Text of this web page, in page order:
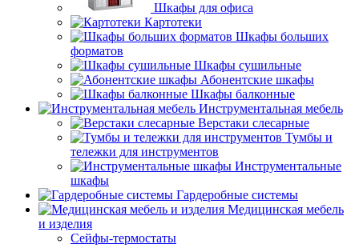
Шкафы для офиса
Картотеки
Шкафы больших
форматов
Шкафы сушильные
Абонентские шкафы
Шкафы балконные
Инструментальная мебель
Верстаки слесарные
Тумбы и
тележки для инструментов
Инструментальные
шкафы
Гардеробные системы
Медицинская мебель
и изделия
Сейфы-термостаты